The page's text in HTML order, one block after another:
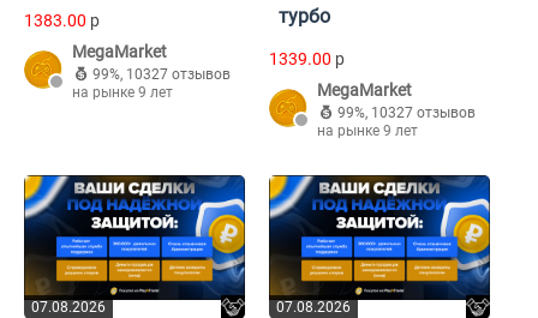
1383.00 p
MegaMarket
99%, 10327 отзывов
на рынке 9 лет
турбо
1339.00 p
MegaMarket
99%, 10327 отзывов
на рынке 9 лет
07.08.2026 07.08.2026